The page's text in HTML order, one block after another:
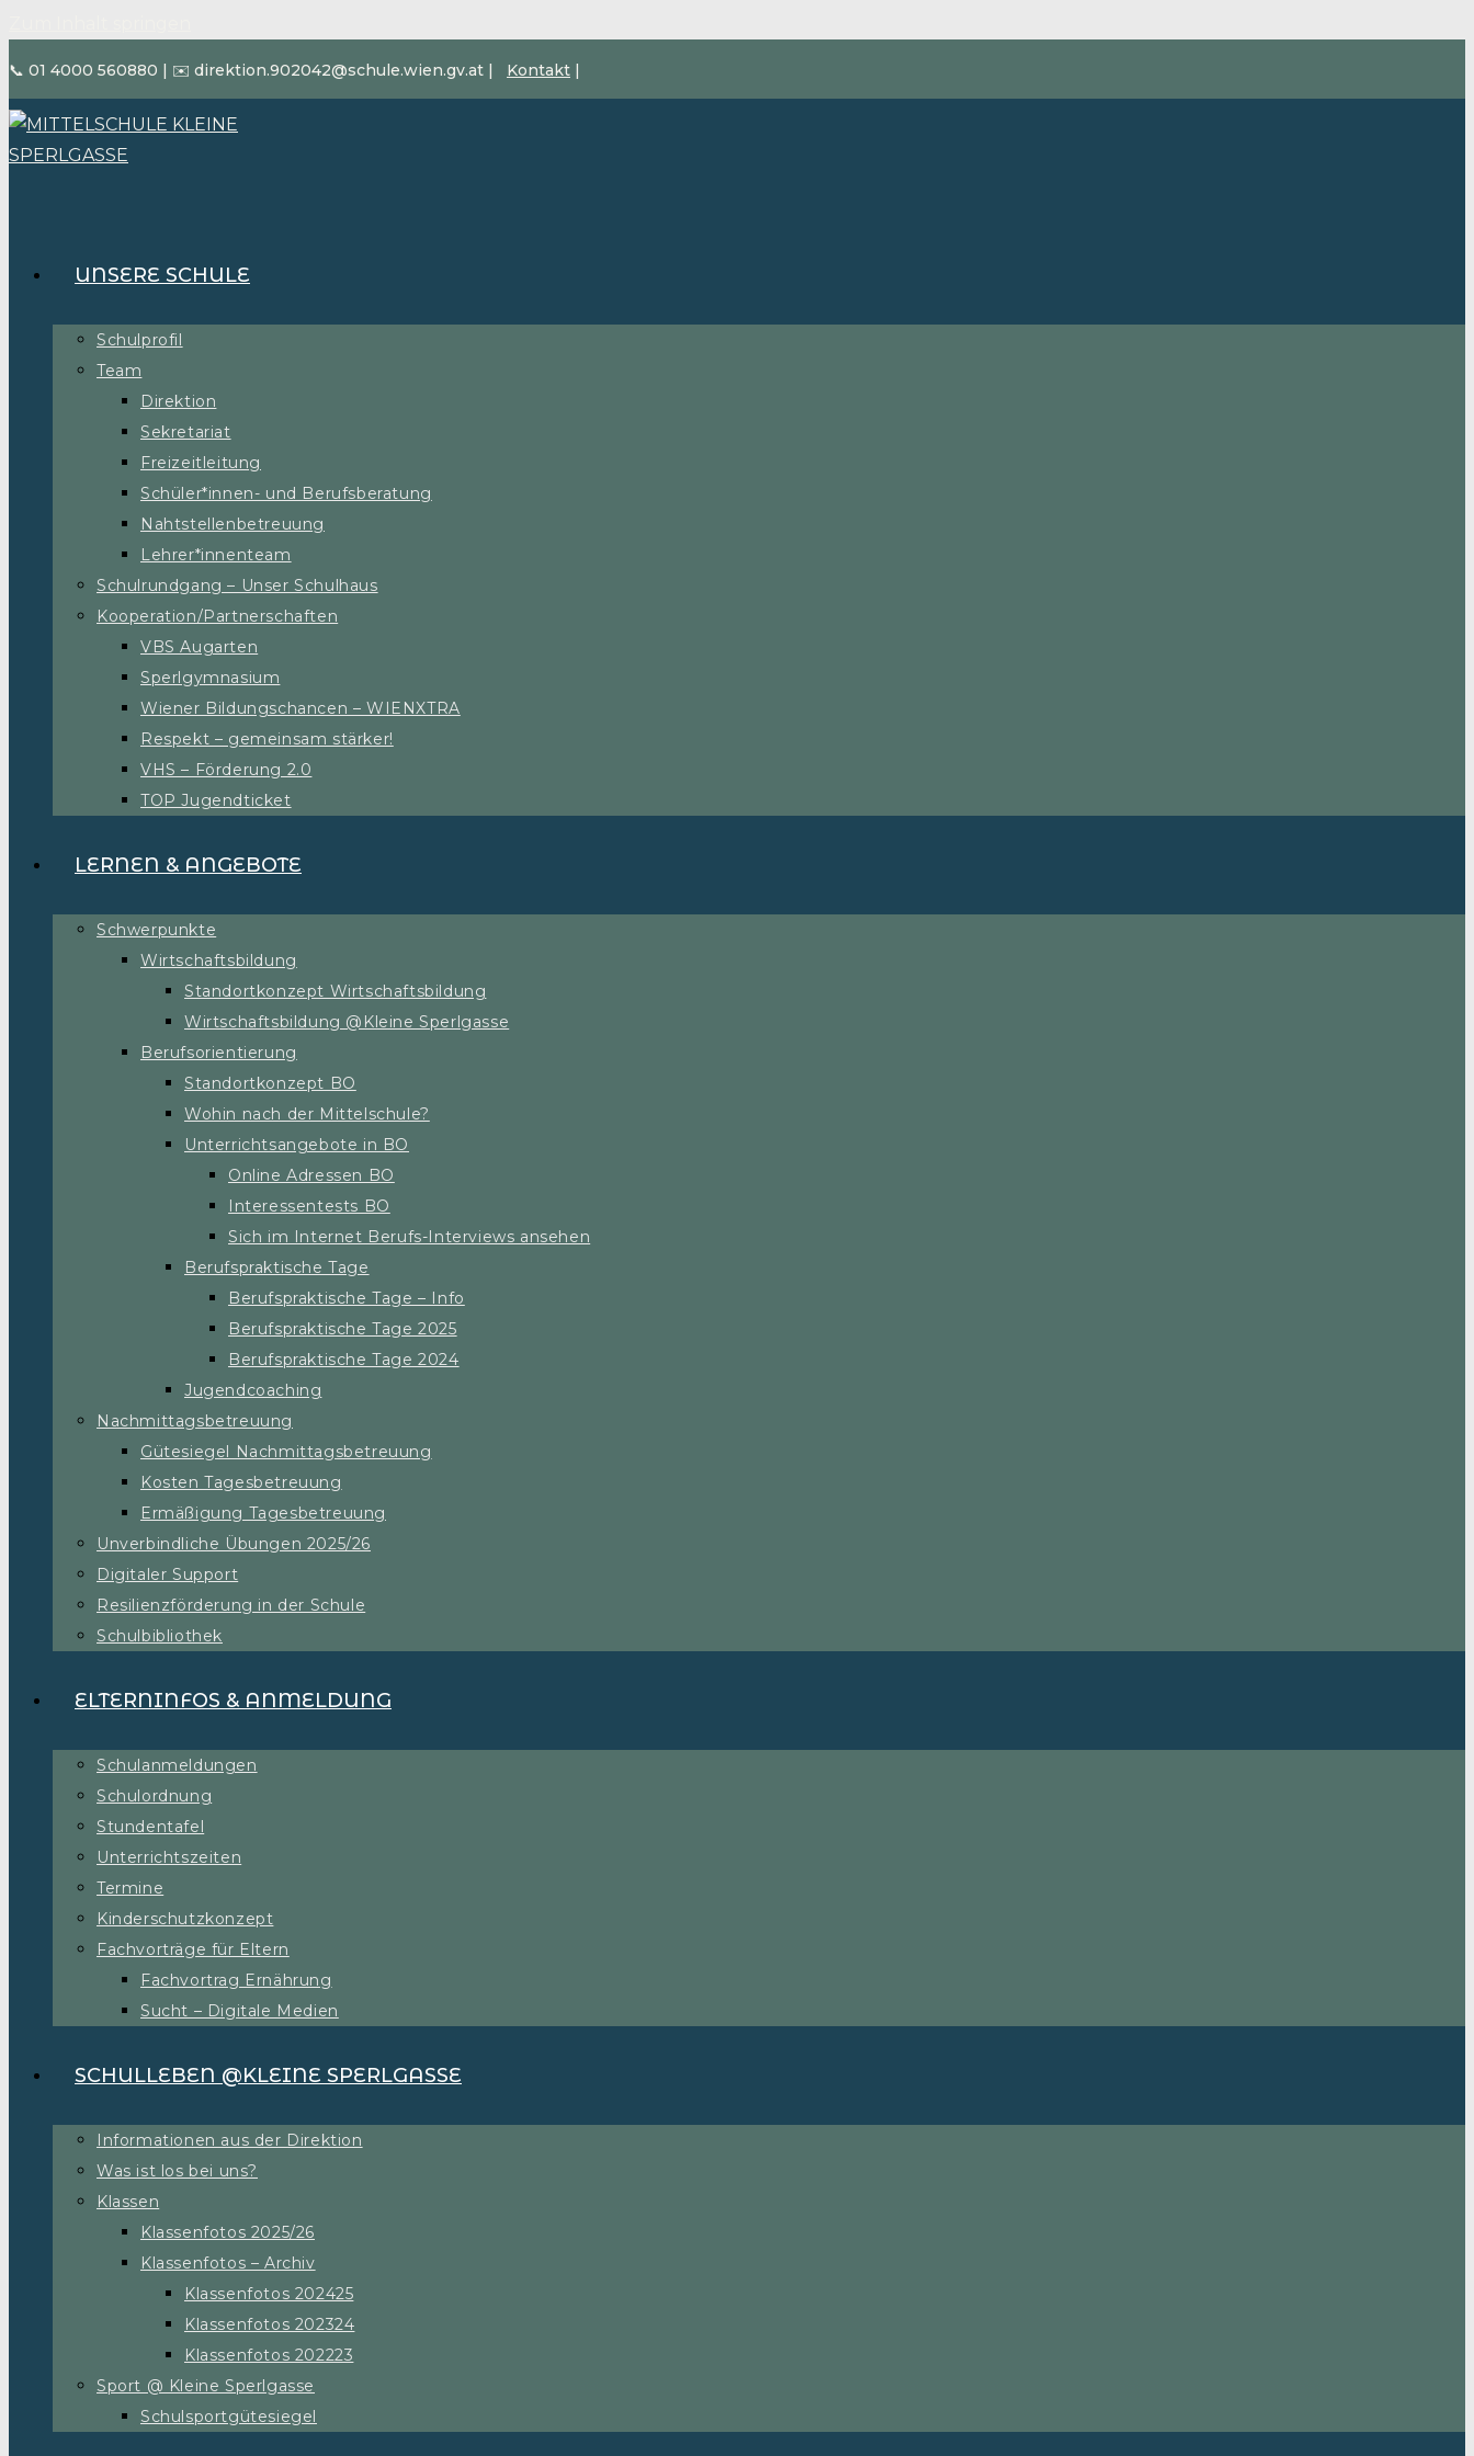
📞 01 4000 560880 | ✉️ direktion.902042@schule.wien.gv.at | Kontakt |
UNSERE SCHULE
Schulprofil
Team
Direktion
Sekretariat
Freizeitleitung
Schüler*innen- und Berufsberatung
Nahtstellenbetreuung
Lehrer*innenteam
Schulrundgang – Unser Schulhaus
Kooperation/Partnerschaften
VBS Augarten
Sperlgymnasium
Wiener Bildungschancen – WIENXTRA
Respekt – gemeinsam stärker!
VHS – Förderung 2.0
TOP Jugendticket
LERNEN & ANGEBOTE
Schwerpunkte
Wirtschaftsbildung
Standortkonzept Wirtschaftsbildung
Wirtschaftsbildung @Kleine Sperlgasse
Berufsorientierung
Standortkonzept BO
Wohin nach der Mittelschule?
Unterrichtsangebote in BO
Online Adressen BO
Interessentests BO
Sich im Internet Berufs-Interviews ansehen
Berufspraktische Tage
Berufspraktische Tage – Info
Berufspraktische Tage 2025
Berufspraktische Tage 2024
Jugendcoaching
Nachmittagsbetreuung
Gütesiegel Nachmittagsbetreuung
Kosten Tagesbetreuung
Ermäßigung Tagesbetreuung
Unverbindliche Übungen 2025/26
Digitaler Support
Resilienzförderung in der Schule
Schulbibliothek
ELTERNINFOS & ANMELDUNG
Schulanmeldungen
Schulordnung
Stundentafel
Unterrichtszeiten
Termine
Kinderschutzkonzept
Fachvorträge für Eltern
Fachvortrag Ernährung
Sucht – Digitale Medien
SCHULLEBEN @KLEINE SPERLGASSE
Informationen aus der Direktion
Was ist los bei uns?
Klassen
Klassenfotos 2025/26
Klassenfotos – Archiv
Klassenfotos 202425
Klassenfotos 202324
Klassenfotos 202223
Sport @ Kleine Sperlgasse
Schulsportgütesiegel